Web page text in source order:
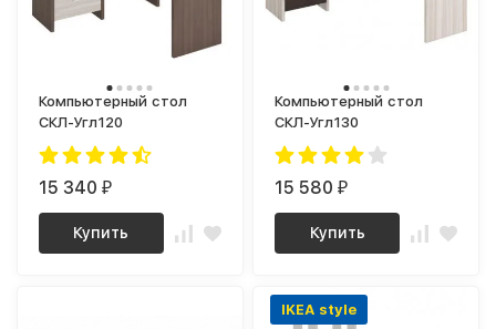
Компьютерный стол
СКЛ-Угл120
15 340₽
Купить
Компьютерный стол
СКЛ-Угл130
15 580₽
Купить
IKEA style